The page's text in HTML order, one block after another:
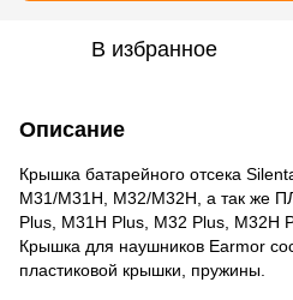
В избранное
Описание
Крышка батарейного отсека
M31/M31H, M32/M32H, а так же
Plus, M31H Plus, M32 Plus, M32H
Крышка для наушников Earmor
пластиковой крышки, пружины.